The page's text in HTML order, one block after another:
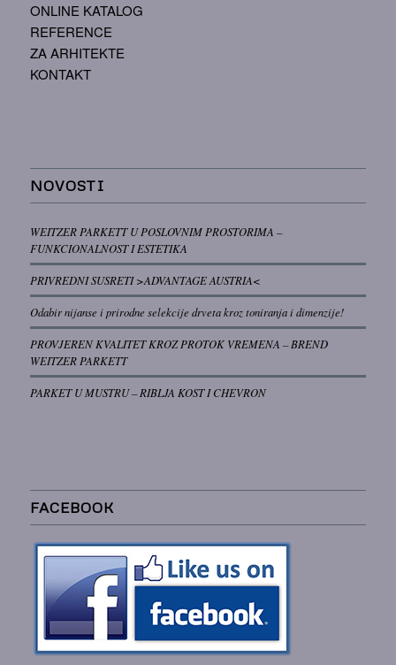
ONLINE KATALOG
REFERENCE
ZA ARHITEKTE
KONTAKT
NOVOSTI
WEITZER PARKETT U POSLOVNIM PROSTORIMA –
FUNKCIONALNOST I ESTETIKA
PRIVREDNI SUSRETI >ADVANTAGE AUSTRIA<
Odabir nijanse i prirodne selekcije drveta kroz toniranja i dimenzije!
PROVJEREN KVALITET KROZ PROTOK VREMENA – BREND
WEITZER PARKETT
PARKET U MUSTRU – RIBLJA KOST I CHEVRON
FACEBOOK